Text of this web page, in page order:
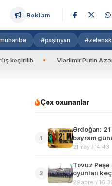
Reklam
#paşinyan #zelenski
Vladimir Putin Azərbaycan
Çox oxunanlar
1
Ərdoğan: 21
bayram
21 may / 14:43
2
Tovuz
oyunları
29 aprel /